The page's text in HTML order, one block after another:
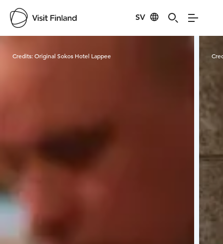
SV
Visit Finland
Credits:Original Sokos Hotel Lappee